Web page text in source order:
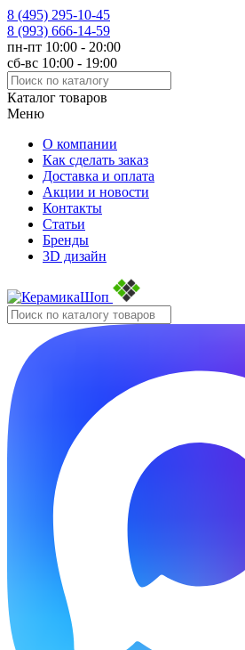
8 (495) 295-10-45
8 (993) 666-14-59
пн-пт 10:00 - 20:00
сб-вс 10:00 - 19:00
Каталог товаров
Меню
О компании
Как сделать заказ
Доставка и оплата
Акции и новости
Контакты
Статьи
Бренды
3D дизайн